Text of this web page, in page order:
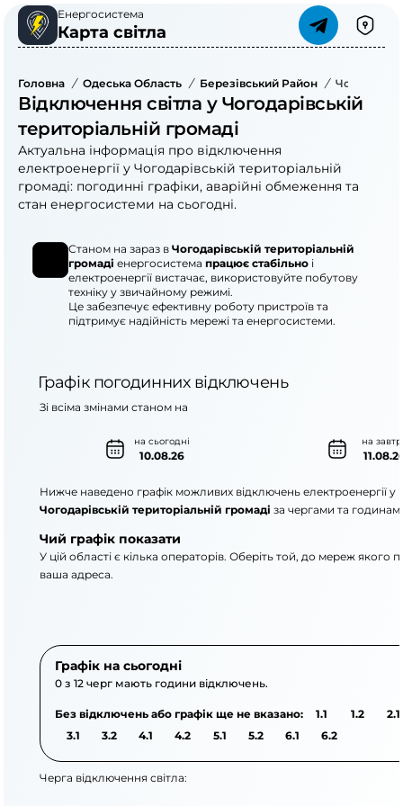
Енергосистема
Карта світла
Головна / Одеська Область / Березівський Район /
Відключення світла у Чогодарівській
територіальній громаді
Актуальна інформація про відключення
електроенергії у Чогодарівській територіальній
громаді: погодинні графіки, аварійні обмеження та
стан енергосистеми на сьогодні.
Станом на зараз в Чогодарівській територіальній
громаді енергосистема працює стабільно і
електроенергії вистачає, використовуйте побутову
техніку у звичайному режимі.
Це забезпечує ефективну роботу пристроїв та
підтримує надійність мережі та енергосистеми.
Графік погодинних відключень
на сьогодні
10.08.26
на
Зі всіма змінами станом на
Нижче наведено графік можливих відключень електроенергії у
Чогодарівській територіальній громаді за чергами та
Чий графік показати
У цій області є кілька операторів. Оберіть той, до мереж якого
ваша адреса.
Графік на сьогодні
0 з 12 черг мають години відключень.
Без відключень або графік ще не вказано: 1.1 1.2
2.1
3.1
3.2 4.1 4.2 5.1 5.2 6.1 6.2
Черга відключення світла: